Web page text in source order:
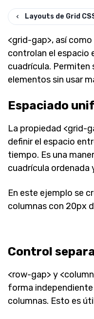
Layouts de Grid
<grid-gap>, así
controlan el espacio
cuadrícula.
elementos sin usar
Espaciado
La propiedad <grid-
definir el espacio
tiempo. Es una
cuadrícula ordenada
En este ejemplo se
columnas con 20px
Control
<row-gap> y
forma
columnas. Esto es